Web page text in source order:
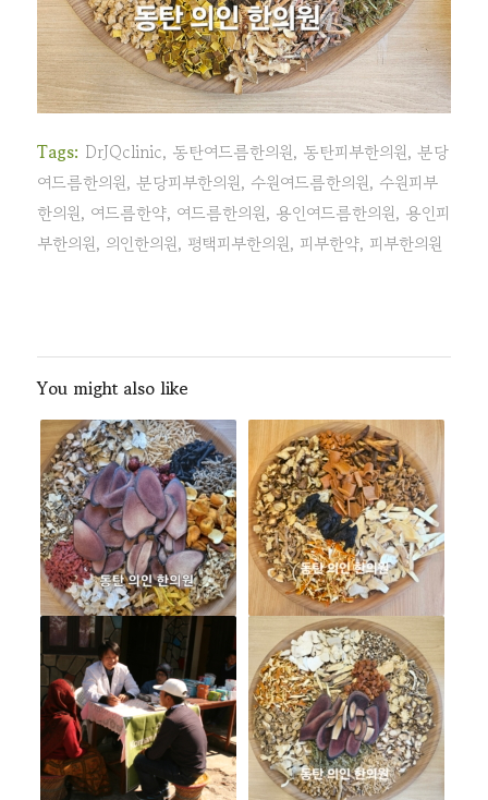
Tags: DrJQclinic, 동탄여드름한의원, 동탄피부한의원, 분당
여드름한의원, 분당피부한의원, 수원여드름한의원, 수원피부
한의원, 여드름한약, 여드름한의원, 용인여드름한의원, 용인피
부한의원, 의인한의원, 평택피부한의원, 피부한약, 피부한의원
You might also like